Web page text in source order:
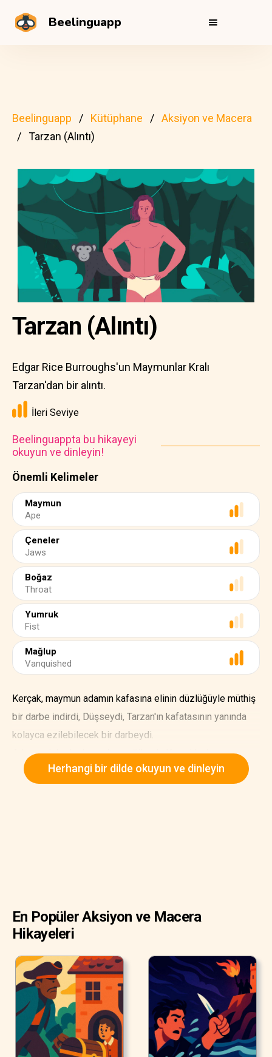
Beelinguapp
Beelinguapp Kütüphane
Aksiyon ve Macera
Tarzan (Alıntı)
Önemli Kelimeler
Maymun
Ape
Çeneler
Jaws
Boğaz
Throat
Yumruk
Fist
Mağlup
Vanquished
Tarzan (Alıntı)
Edgar Rice Burroughs'un Maymunlar Kralı
Tarzan'dan bir alıntı.
İleri Seviye
Beelinguappta bu hikayeyi
okuyun ve dinleyin!
Kerçak, maymun adamın kafasına elinin düzlüğüyle müthiş
bir darbe indirdi, Düşseydi, Tarzan'ın kafatasının yanında
kolayca ezilebilecek bir darbeydi.
Adam çok hızlıydı ve altına eğilerek, Kerçak'ın karnına
yumruğunu sıkarak güçlü bir yumruk attı.
Herhangi bir dilde okuyun ve dinleyin
En Popüler Aksiyon ve Macera
Hikayeleri